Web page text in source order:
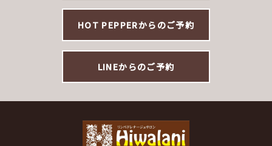
HOT PEPPERからのご予約
LINEからのご予約